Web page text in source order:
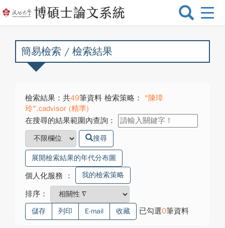
選
換
簡易檢索 / 檢索結果
檢索結果：共49筆資料 檢索策略：
"陳璋
玲".cadvisor (精準)
在搜尋的結果範圍內查詢：
搜尋
展開檢索結果的年代分布圖
個人化服務 ： 我的檢索策略
排序：
儲存 列印 E-mail 收藏 已勾選0筆資料